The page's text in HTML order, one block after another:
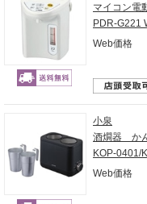
マイコン電
PDR-G221
Web価格
小泉
酒燗器 か
KOP-0401/
Web価格